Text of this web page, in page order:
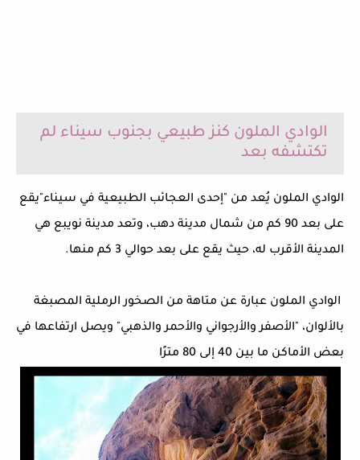
الوادي الملون كنز طبيعي بجنوب سيناء لم
تكتشفه بعد
الوادي الملون يُعد من "إحدى العجائب الطبيعية في سيناء"يقع
على بعد 90 كم من شمال مدينة دهب، وتعد مدينة نويبع هي
المدينة الأقرب له، حيث يقع على بعد حوالي 3 كم منها.
الوادي الملون عبارة عن متاهة من الصخور الرملية المصبغة
بالألوان، "الأصفر والأرجواني والأحمر والذهبي" ويصل ارتفاعها في
بعض الأماكن ما بين 40 إلى 80 مترًا